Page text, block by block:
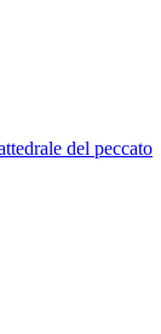
del peccato